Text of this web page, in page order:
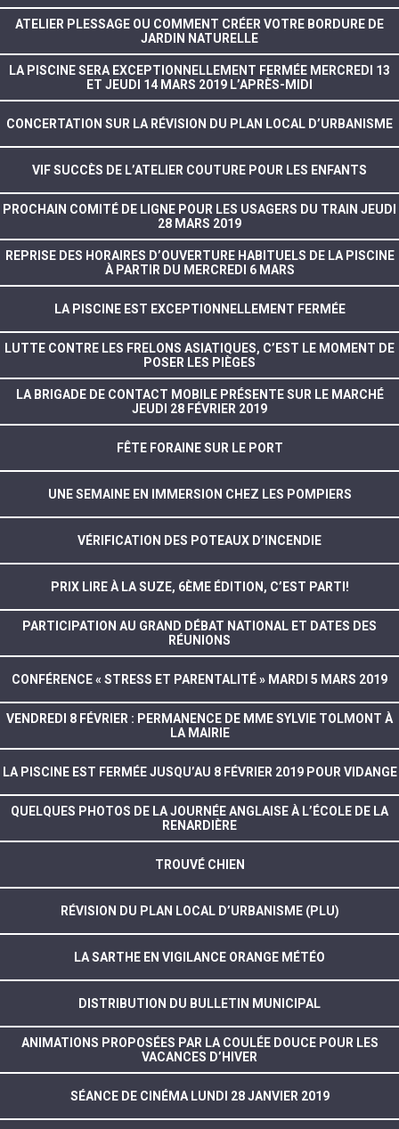
ATELIER PLESSAGE OU COMMENT CRÉER VOTRE BORDURE DE
JARDIN NATURELLE
LA PISCINE SERA EXCEPTIONNELLEMENT FERMÉE MERCREDI 13
ET JEUDI 14 MARS 2019 L’APRÈS-MIDI
CONCERTATION SUR LA RÉVISION DU PLAN LOCAL D’URBANISME
VIF SUCCÈS DE L’ATELIER COUTURE POUR LES ENFANTS
PROCHAIN COMITÉ DE LIGNE POUR LES USAGERS DU TRAIN JEUDI
28 MARS 2019
REPRISE DES HORAIRES D’OUVERTURE HABITUELS DE LA PISCINE
À PARTIR DU MERCREDI 6 MARS
LA PISCINE EST EXCEPTIONNELLEMENT FERMÉE
LUTTE CONTRE LES FRELONS ASIATIQUES, C’EST LE MOMENT DE
POSER LES PIÈGES
LA BRIGADE DE CONTACT MOBILE PRÉSENTE SUR LE MARCHÉ
JEUDI 28 FÉVRIER 2019
FÊTE FORAINE SUR LE PORT
UNE SEMAINE EN IMMERSION CHEZ LES POMPIERS
VÉRIFICATION DES POTEAUX D’INCENDIE
PRIX LIRE À LA SUZE, 6ÈME ÉDITION, C’EST PARTI!
PARTICIPATION AU GRAND DÉBAT NATIONAL ET DATES DES
RÉUNIONS
CONFÉRENCE « STRESS ET PARENTALITÉ » MARDI 5 MARS 2019
VENDREDI 8 FÉVRIER : PERMANENCE DE MME SYLVIE TOLMONT À
LA MAIRIE
LA PISCINE EST FERMÉE JUSQU’AU 8 FÉVRIER 2019 POUR VIDANGE
QUELQUES PHOTOS DE LA JOURNÉE ANGLAISE À L’ÉCOLE DE LA
RENARDIÈRE
TROUVÉ CHIEN
RÉVISION DU PLAN LOCAL D’URBANISME (PLU)
LA SARTHE EN VIGILANCE ORANGE MÉTÉO
DISTRIBUTION DU BULLETIN MUNICIPAL
ANIMATIONS PROPOSÉES PAR LA COULÉE DOUCE POUR LES
VACANCES D’HIVER
SÉANCE DE CINÉMA LUNDI 28 JANVIER 2019